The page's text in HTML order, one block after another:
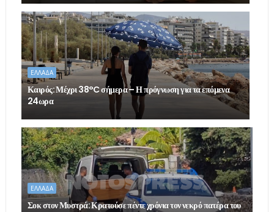
ΕΛΛΑΔΑ
Καιρός: Μέχρι 38°C σήμερα – Η πρόγνωση για τα επόμενα
24ωρα
ΕΛΛΑΔΑ
Σοκ στον Μυστρά: Κρατούσε πέντε χρόνια τον νεκρό πατέρα του